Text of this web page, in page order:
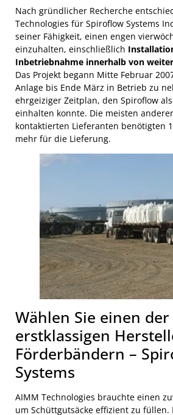
Nach gründlicher Recherche
Technologies für Spiroflow Systems
seiner Fähigkeit, einen engen
einzuhalten, einschließlich
Inbetriebnahme innerhalb von
Das Projekt begann Mitte Februar
Anlage bis Ende März in Betrieb zu
ehrgeiziger Zeitplan, den Spiroflow
einhalten konnte. Die meisten
kontaktierten Lieferanten benötigten
mehr für die Lieferung.
Wählen Sie einen der
erstklassigen
Förderbändern –
Systems
AIMM Technologies brauchte einen
um Schüttgutsäcke effizient zu